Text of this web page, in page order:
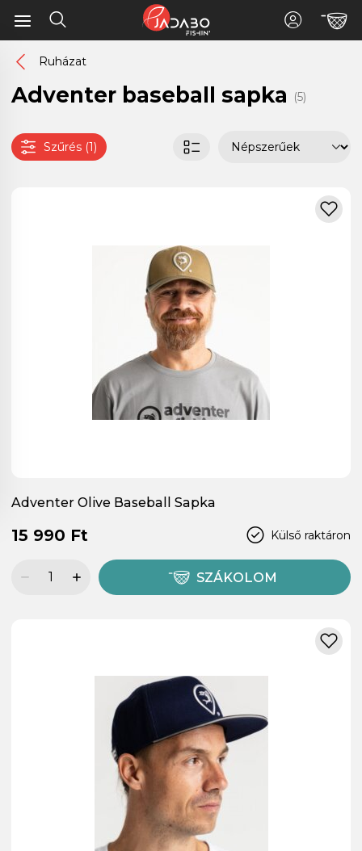
Ruházat
Adventer baseball sapka (5)
Szűrés (1)
Adventer Olive Baseball Sapka
Külső raktáron
15 990 Ft
SZÁKOLOM